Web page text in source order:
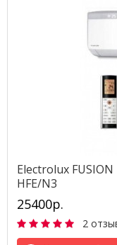
Electrolux
HFE/N3
25400р.
2